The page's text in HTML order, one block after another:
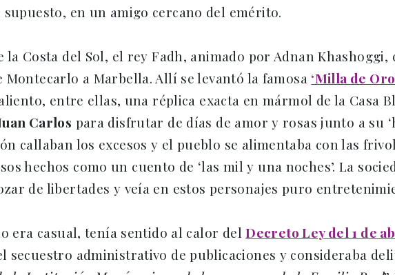
en un amigo cercano del emérito.
la Costa del Sol, el rey Fadh, animado por Adnan Khashoggi,
Montecarlo a Marbella. Allí se levantó la famosa ‘Milla de
entre ellas, una réplica exacta en mármol de la Casa
Carlos para disfrutar de días de amor y rosas junto a su
callaban los excesos y el pueblo se alimentaba con las
hechos como un cuento de ‘las mil y una noches’. La
de libertades y veía en estos personajes puro
era casual, tenía sentido al calor delDecreto Ley del 1 de
secuestro administrativo de publicaciones y consideraba